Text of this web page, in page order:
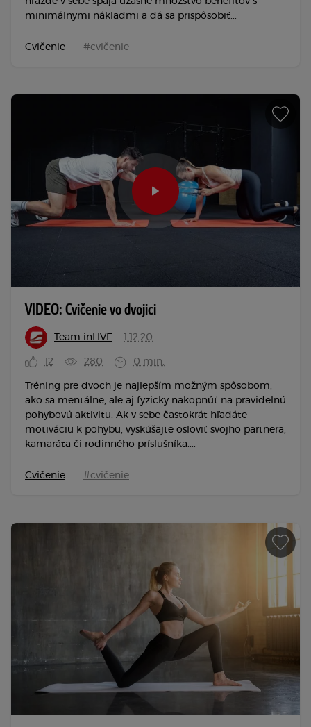
minimálnymi nákladmi a dá sa prispôsobiť...
Cvičenie #cvičenie
VIDEO: Cvičenie vo dvojici
Team inLIVE 1.12.20
12 280 0 min.
Tréning pre dvoch je najlepším možným spôsobom,
ako sa mentálne, ale aj fyzicky nakopnúť na pravidelnú
pohybovú aktivitu. Ak v sebe častokrát hľadáte
motiváciu k pohybu, vyskúšajte osloviť svojho partnera,
kamaráta či rodinného príslušníka....
Cvičenie #cvičenie